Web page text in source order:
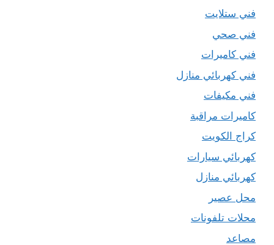
فني ستلايت
فني صحي
فني كاميرات
فني كهربائي منازل
فني مكيفات
كاميرات مراقبة
كراج الكويت
كهربائي سيارات
كهربائي منازل
محل عصير
محلات تلفونات
مصاعد